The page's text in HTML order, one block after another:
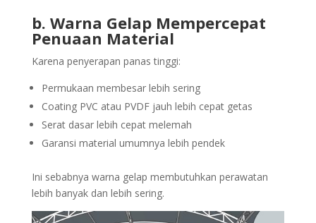
b. Warna Gelap Mempercepat
Penuaan Material
Karena penyerapan panas tinggi:
Permukaan membesar lebih sering
Coating PVC atau PVDF jauh lebih cepat getas
Serat dasar lebih cepat melemah
Garansi material umumnya lebih pendek
Ini sebabnya warna gelap membutuhkan perawatan
lebih banyak dan lebih sering.